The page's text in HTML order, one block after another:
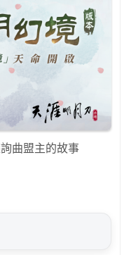
曲盟主的故事